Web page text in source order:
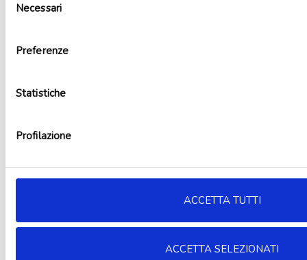
delNecessari
Preferenze
Statistiche
Profilazione
ACCETTA TUTTI
ACCETTA SELEZIONATI
Aggiungi al carrello